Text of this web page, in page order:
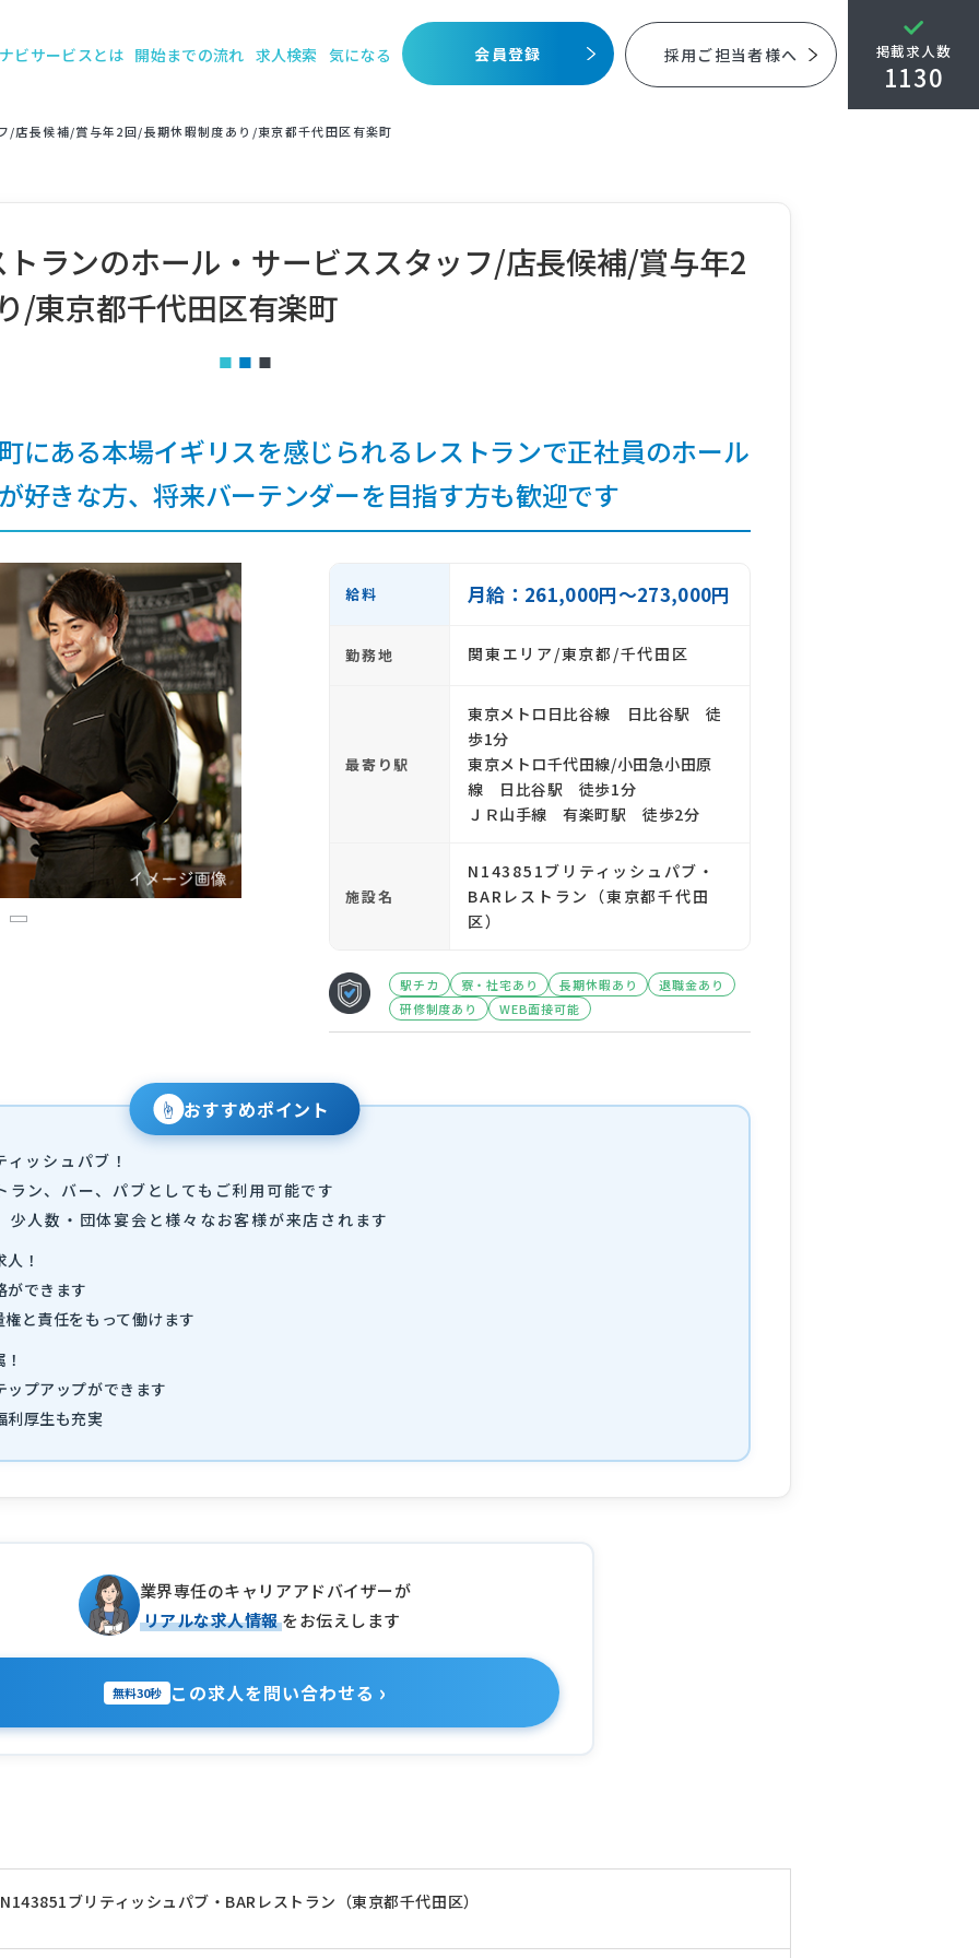
ビサービスとは 開始までの流れ 求人検索 気になる 会員登録 採用ご担当者様へ 掲載求人数
1130
/店長候補/賞与年2回/長期休暇制度あり/東京都千代田区有楽町
ランのホール・サービススタッフ/店長候補/賞与年2
/東京都千代田区有楽町
にある本場イギリスを感じられるレストランで正社員のホール
好きな方、将来バーテンダーを目指す方も歓迎です
3
給料 月給：261,000円～273,000円
勤務地 関東エリア/東京都/千代田区
最寄り駅
東京メトロ日比谷線 日比谷駅 徒
歩1分
東京メトロ千代田線/小田急小田原
線 日比谷駅 徒歩1分
ＪＲ山手線 有楽町駅 徒歩2分
施設名
N143851ブリティッシュパブ・
BARレストラン（東京都千代田
区）
駅チカ 寮・社宅あり 長期休暇あり
退職金あり
研修制度あり
WEB面接可能
☝ おすすめポイント
ッシュパブ！
ン、バー、パブとしてもご利用可能です
人数・団体宴会と様々なお客様が来店されます
！
ができます
と責任をもって働けます
プアップができます
利厚生も充実
業界専任のキャリアアドバイザーが
リアルな求人情報をお伝えします
無料30秒 この求人を問い合わせる ›
N143851ブリティッシュパブ・BARレストラン（東京都千代田区）